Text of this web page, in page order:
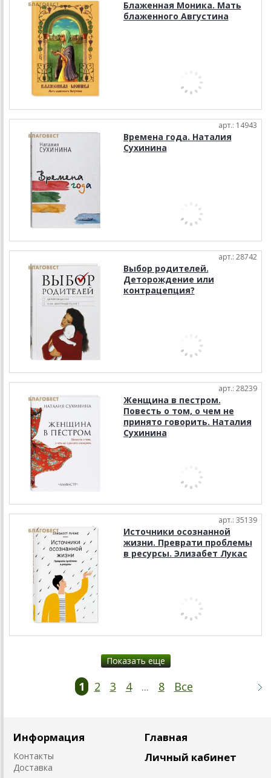
Блаженная Моника. Мать
блаженного Августина
арт.: 14943
Времена года. Наталия
Сухинина
арт.: 28742
Выбор родителей.
Деторождение или
контрацепция?
арт.: 28239
Женщина в пестром.
Повесть о том, о чем не
принято говорить. Наталия
Сухинина
арт.: 35139
Источники осознанной
жизни. Преврати проблемы
в ресурсы. Элизабет Лукас
Показать еще
1 2 3 4 ... 8 Все
Информация
Контакты
Доставка
Главная
Личный кабинет